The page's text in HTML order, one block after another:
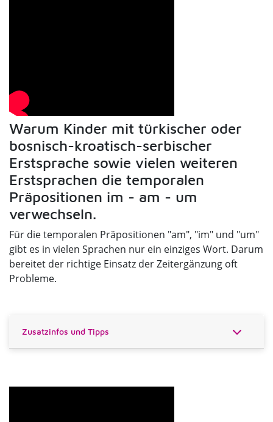
Warum Kinder mit türkischer oder
bosnisch-kroatisch-serbischer
Erstsprache sowie vielen weiteren
Erstsprachen die temporalen
Präpositionen im - am - um
verwechseln.
Für die temporalen Präpositionen "am", "im" und "um"
gibt es in vielen Sprachen nur ein einziges Wort. Darum
bereitet der richtige Einsatz der Zeitergänzung oft
Probleme.
Zusatzinfos und Tipps